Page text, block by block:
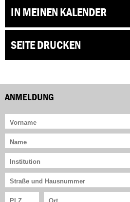
IN MEINEN KALENDER
SEITE DRUCKEN
ANMELDUNG